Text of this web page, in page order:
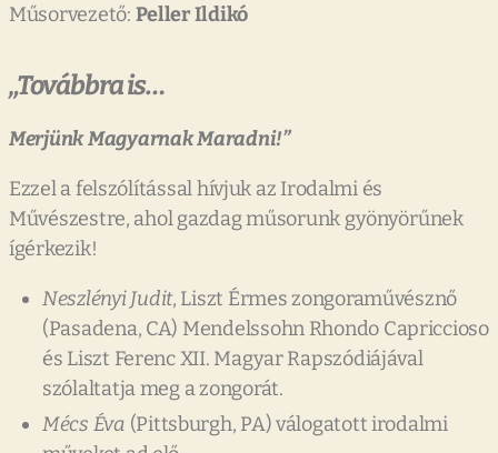
Műsorvezető: PellerIldikó
„Továbbrais…
MerjünkMagyarnakMaradni!”
Ezzel a felszólítással hívjuk az Irodalmi és
Művészestre, ahol gazdag műsorunk gyönyörűnek
ígérkezik!
Neszlényi Judit, Liszt Érmes zongoraművésznő
(Pasadena, CA) Mendelssohn Rhondo Capriccioso
és Liszt Ferenc XII. Magyar Rapszódiájával
szólaltatja meg a zongorát.
Mécs Éva (Pittsburgh, PA) válogatott irodalmi